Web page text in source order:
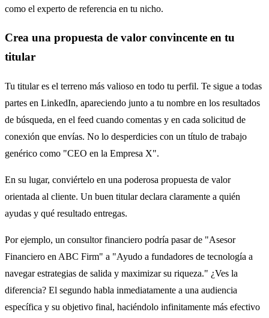
como el experto de referencia en tu nicho.
Crea una propuesta de valor convincente en tu
titular
Tu titular es el terreno más valioso en todo tu perfil. Te sigue a todas
partes en LinkedIn, apareciendo junto a tu nombre en los resultados
de búsqueda, en el feed cuando comentas y en cada solicitud de
conexión que envías. No lo desperdicies con un título de trabajo
genérico como "CEO en la Empresa X".
En su lugar, conviértelo en una poderosa propuesta de valor
orientada al cliente. Un buen titular declara claramente a quién
ayudas y qué resultado entregas.
Por ejemplo, un consultor financiero podría pasar de "Asesor
Financiero en ABC Firm" a "Ayudo a fundadores de tecnología a
navegar estrategias de salida y maximizar su riqueza." ¿Ves la
diferencia? El segundo habla inmediatamente a una audiencia
específica y su objetivo final, haciéndolo infinitamente más efectivo